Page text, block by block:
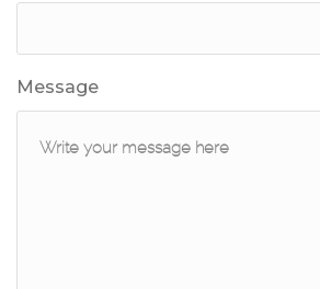
Message